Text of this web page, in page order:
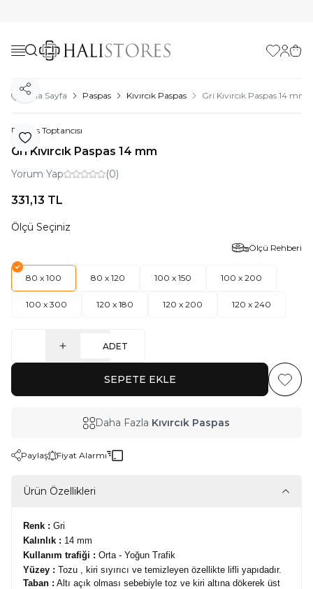
Favorilerim
Ana Sayfa Paspas Kıvırcık Paspas Gri Kıvırcık Paspas 14 mm
Favoriye Ekle
Paylaş
Paspas Toptancısı
Gri Kıvırcık Paspas 14 mm
Yorum Yap (0)
331,13 TL
Ölçü Seçiniz
Ölçü Rehberi
80 x 100 80 x 120 100 x 150 100 x 200
100 x 300 120 x 180 120 x 200 120 x 240
ADET
SEPETE EKLE
Daha Fazla Kıvırcık Paspas
Paylaş Fiyat Alarmı
Ürün Özellikleri
Renk : Gri
Kalınlık : 14 mm
Kullanım trafiği : Orta - Yoğun Trafik
Yüzey : Tozu , kiri sıyırıcı ve temizleyen özellikte lifli yapıdadır.
Taban : Altı açık olması sebebiyle toz ve kiri altına dökerek üst